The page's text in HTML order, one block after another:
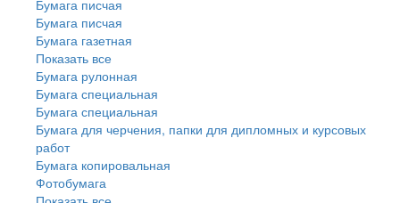
Бумага писчая
Бумага писчая
Бумага газетная
Показать все
Бумага рулонная
Бумага специальная
Бумага специальная
Бумага для черчения, папки для дипломных и курсовых
работ
Бумага копировальная
Фотобумага